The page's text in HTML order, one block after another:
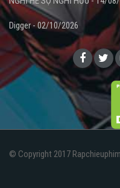
Digger - 02/10/2026
© Copyright 2017